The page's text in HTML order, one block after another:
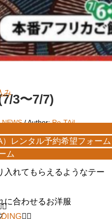
み
レンタル予約希望フォーム
ム
3〜7/7)
NEWS/Author:Re-TAiL
２４
入れてもらえるようなテー
に合わせるお洋服